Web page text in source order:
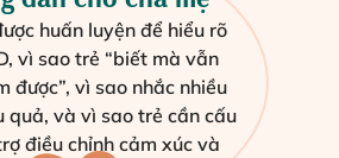
huấn luyện để hiểu rõ
vì sao trẻ “biết mà vẫn
được”, vì sao nhắc nhiều
quả, và vì sao trẻ cần cấu
điều chỉnh cảm xúc và